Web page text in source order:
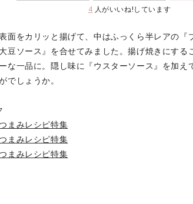
4 人がいいね!しています
面をカリッと揚げて、中はふっくら半レアの『
豆ソース』を合せてみました。揚げ焼きにする
な一品に。隠し味に『ウスターソース』を加え
でしょうか。
まみレシピ特集
まみレシピ特集
まみレシピ特集